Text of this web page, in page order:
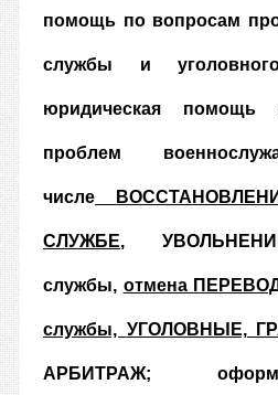
помощь по вопросам
службы и
юридическая
проблем
числе
СЛУЖБЕ,
службы, отмена
службы, УГОЛОВНЫЕ,
АРБИТРАЖ;